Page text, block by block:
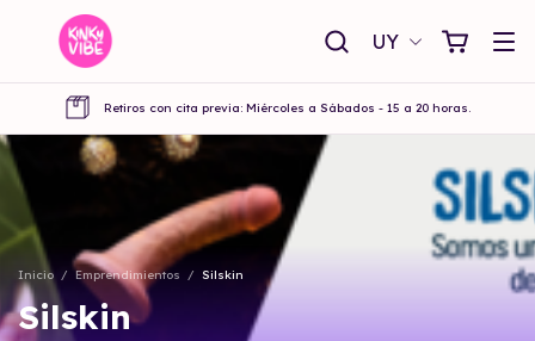
UY
Retiros con cita previa: Miércoles a Sábados - 15 a 20 horas.
Inicio / Emprendimientos / Silskin
Silskin